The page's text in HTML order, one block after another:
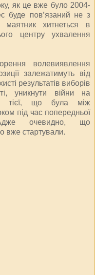
як це вже було 2004-
буде пов’язаний не з
хитнеться в
центру ухвалення
волевиявлення
залежатимуть від
результатів виборів
уникнути вій­ни на
тієї, що була між
під час попередньої
Адже очевидно, що
вже стартували.